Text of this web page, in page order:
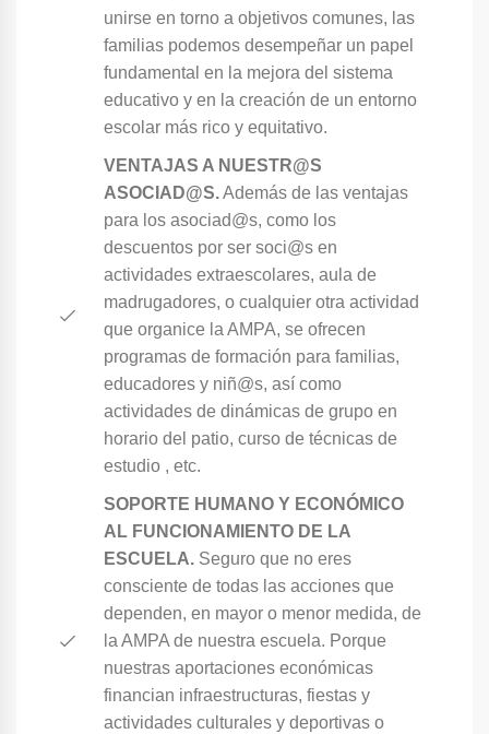
unirse en torno a objetivos comunes, las
familias podemos desempeñar un papel
fundamental en la mejora del sistema
educativo y en la creación de un entorno
escolar más rico y equitativo.
VENTAJAS A NUESTR@S
ASOCIAD@S.Además de las ventajas
para los asociad@s, como los
descuentos por ser soci@s en
actividades extraescolares, aula de
madrugadores, o cualquier otra actividad
que organice la AMPA, se ofrecen
programas de formación para familias,
educadores y niñ@s, así como
actividades de dinámicas de grupo en
horario del patio, curso de técnicas de
estudio , etc.
SOPORTE HUMANO Y ECONÓMICO
AL FUNCIONAMIENTO DE LA
ESCUELA. Seguro que no eres
consciente de todas las acciones que
dependen, en mayor o menor medida, de
la AMPA de nuestra escuela. Porque
nuestras aportaciones económicas
financian infraestructuras, fiestas y
actividades culturales y deportivas o